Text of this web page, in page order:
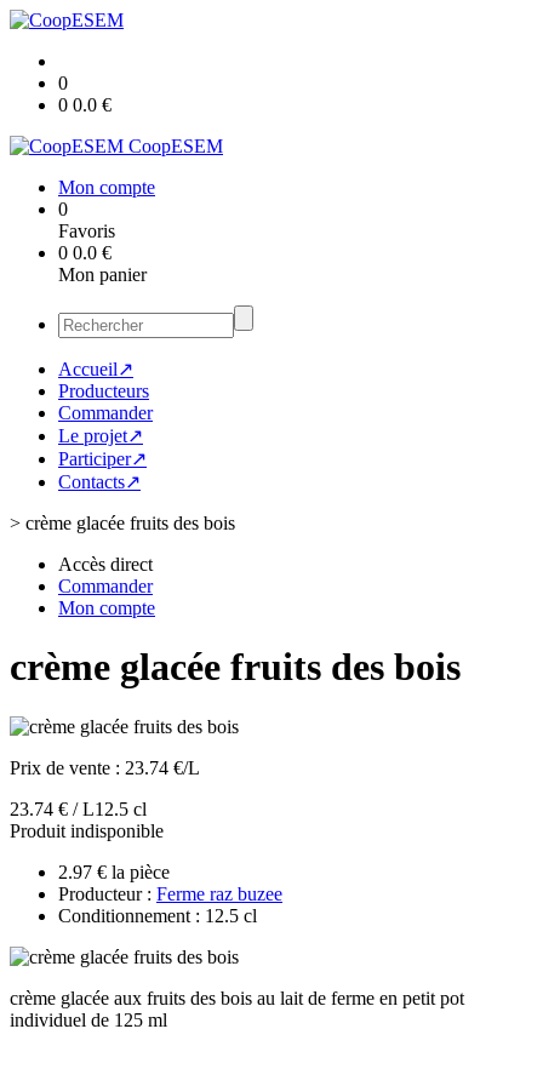
0
0 0.0 €
CoopESEM
Mon compte
0
Favoris
0 0.0 €
Mon panier
Accueil↗
Producteurs
Commander
Le projet↗
Participer↗
Contacts↗
> crème glacée fruits des bois
Accès direct
Commander
Mon compte
crème glacée fruits des bois
Prix de vente : 23.74 €/L
23.74 € / L12.5 cl
Produit indisponible
2.97 € la pièce
Producteur : Ferme raz buzee
Conditionnement : 12.5 cl
crème glacée aux fruits des bois au lait de ferme en petit pot
individuel de 125 ml